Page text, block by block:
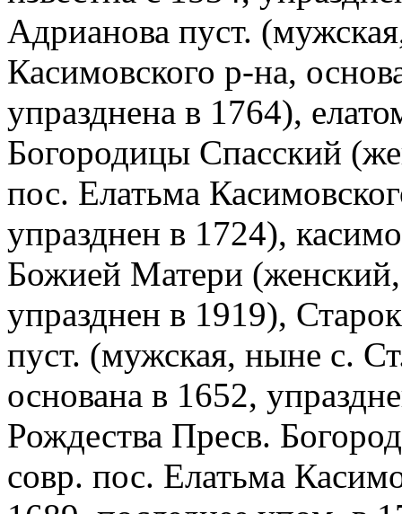
Адрианова пуст.
Касимовского р-на,
упразднена в 1764),
Богородицы Спасский
пос. Елатьма
упразднен в 1724),
Божией Матери
упразднен в 1919),
пуст. (мужская, ныне с.
основана в 1652,
Рождества Пресв.
совр. пос. Елатьма